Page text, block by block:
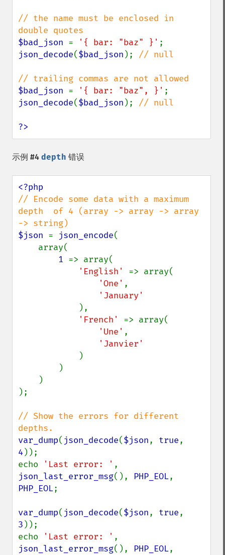
// the name must be enclosed in
$bad_json = '{ bar: "baz" }'
json_decode($bad_json ); // null
$bad_json = '{ bar: "baz", }'
json_decode($bad_json ); // null
?>
示例 #4 depth 错误
// Encode some data with a maximum
depth  of 4 (array -> array -> array
$json = json_encode(
1 => array(
'English' => array(
'One' ,
'January'
),
'French' => array(
'Une' ,
'Janvier'
)
);
// Show the errors for different
var_dump( json_decode($json, true
4 ));
echo
'Last error: '
json_last_error_msg(), PHP_EOL
PHP_EOL;
var_dump( json_decode($json, true
3 ));
echo
'Last error: '
json_last_error_msg(), PHP_EOL